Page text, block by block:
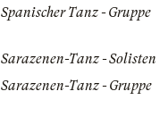
Spanischer Tanz - Gruppe
Sarazenen-Tanz - Solisten
Sarazenen-Tanz - Gruppe